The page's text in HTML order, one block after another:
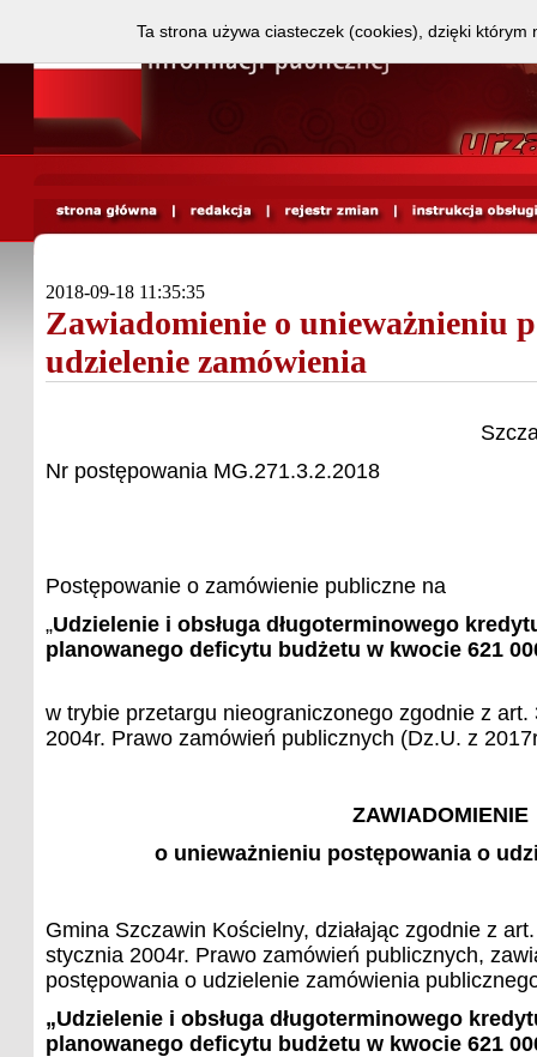
2018-09-18 11:35:35
Zawiadomienie o unieważnieniu
udzielenie zamówienia
Nr postępowania MG.271.3.2.2018
Postępowanie o zamówienie publiczne na
„Udzielenie i obsługa długoterminowego
planowanego deficytu budżetu w kwocie 621
w trybie przetargu nieograniczonego zgodnie z
2004r. Prawo zamówień publicznych (Dz.U. z
ZAWIADOMIENIE
o unieważnieniu postępowania o
Gmina Szczawin Kościelny, działając zgodnie z
stycznia 2004r. Prawo zamówień publicznych,
postępowania o udzielenie zamówienia
„Udzielenie i obsługa długoterminowego
planowanego deficytu budżetu w kwocie 621
Ta strona używa ciasteczek (cookies), dzięki którym